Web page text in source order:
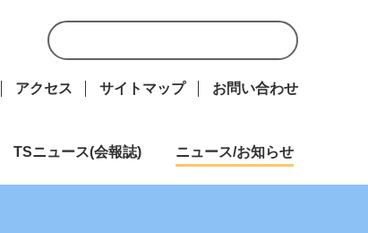
アクセス サイトマップ お問い合わせ
TSニュース(会報誌) ニュース/お知らせ